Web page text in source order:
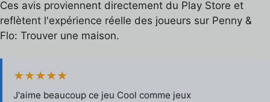
Ces avis proviennent directement du Play Store et
reflètent l'expérience réelle des joueurs sur Penny &
Flo: Trouver une maison.
★★★★★
J'aime beaucoup ce jeu Cool comme jeux